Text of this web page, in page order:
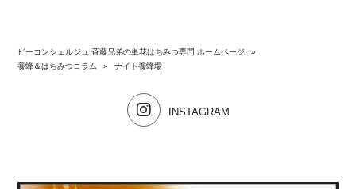
ビーコンシェルジュ 斉藤兄弟の単花はちみつ専門 ホームページ
»
養蜂＆はちみつコラム
» ナイト養蜂場
INSTAGRAM